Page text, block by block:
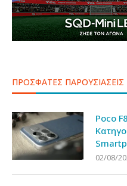
ΠΡΟΣΦΑΤΕΣ ΠΑΡΟΥΣΙΑΣΕΙΣ
Poco
02/08/